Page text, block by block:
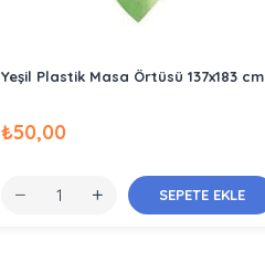
Yeşil Plastik Masa Örtüsü 137x183 cm
₺50,00
SEPETE EKLE